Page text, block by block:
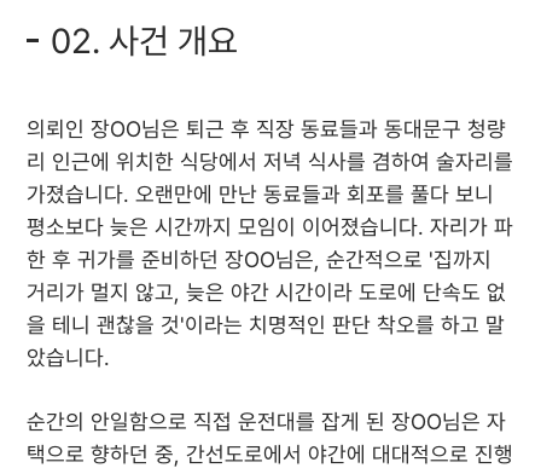
02. 사건 개요
의뢰인 장OO님은 퇴근 후 직장 동료들과 동대문구 청량
리 인근에 위치한 식당에서 저녁 식사를 겸하여 술자리를
가졌습니다. 오랜만에 만난 동료들과 회포를 풀다 보니
평소보다 늦은 시간까지 모임이 이어졌습니다. 자리가 파
한 후 귀가를 준비하던 장OO님은, 순간적으로 '집까지
거리가 멀지 않고, 늦은 야간 시간이라 도로에 단속도 없
을 테니 괜찮을 것'이라는 치명적인 판단 착오를 하고 말
았습니다.
순간의 안일함으로 직접 운전대를 잡게 된 장OO님은 자
택으로 향하던 중, 간선도로에서 야간에 대대적으로 진행